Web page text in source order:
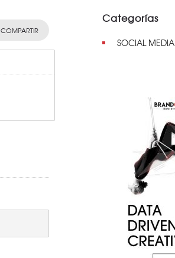
COMPARTIR
Categorías
SOCIAL MEDIA